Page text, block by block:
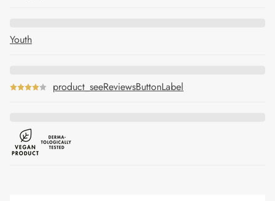
Youth
product_seeReviewsButtonLabel